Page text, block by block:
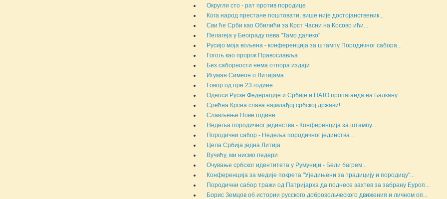
Округли сто - рат против породице
Кога народ престане поштовати, више није достојанственик...
Сви ће Срби као Обилићи за Крст Часни на Косово ићи...
Пелагеја у Београду пева "Тамо далеко"
Русијо моја вољена - конференција за штампу Породичног сабора...
Гогољ као пророк Православља
Без саборности нема отпора издаји
Игуман Симеон о Литијама
Говор од пре 23 године
Односи Руске Федерације и Србије и НАТО пропаганда на Балкану...
Срећна Крсна слава најмлађој србској држави!...
Слављење Нове године
Недеља породичног јединства - Конференција за штампу...
Породични сабор - Недеља породичног јединства...
Цела Србија једна Литија
Вучићу, ми нисмо педери
Очување србског идентитета у Румунији - Бели багрем...
Конференција за медије покрета "Уједињени за традицију и породицу"...
Породични сабор тражи од Патријарха да поднесе захтев за забрану Еуроп...
Борис Земцов об истории русского добровольческого движения и личном оп...